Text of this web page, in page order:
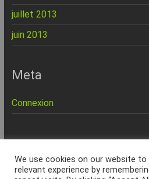
juillet 2013
juin 2013
Meta
Connexion
Marseille
We use cookies on our website
relevant experience by